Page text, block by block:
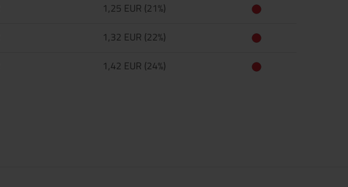
1,25 EUR (21%)
1,32 EUR (22%)
1,42 EUR (24%)